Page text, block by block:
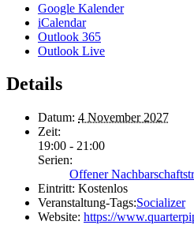
Google Kalender
iCalendar
Outlook 365
Outlook Live
Details
Datum: 4 November 2027
Zeit:
19:00 - 21:00
Serien:
Offener
Eintritt: Kostenlos
Veranstaltung-Tags:Socializer
Website: https://